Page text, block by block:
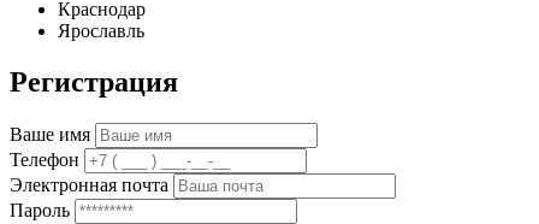
Краснодар
Ярославль
Регистрация
Ваше имя
Телефон
Электронная почта
Пароль